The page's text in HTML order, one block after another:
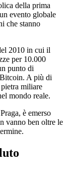
della prima
evento globale
che stanno
2010 in cui il
per 10.000
punto di
A più di
miliare
mondo reale.
è emerso
vanno ben oltre le